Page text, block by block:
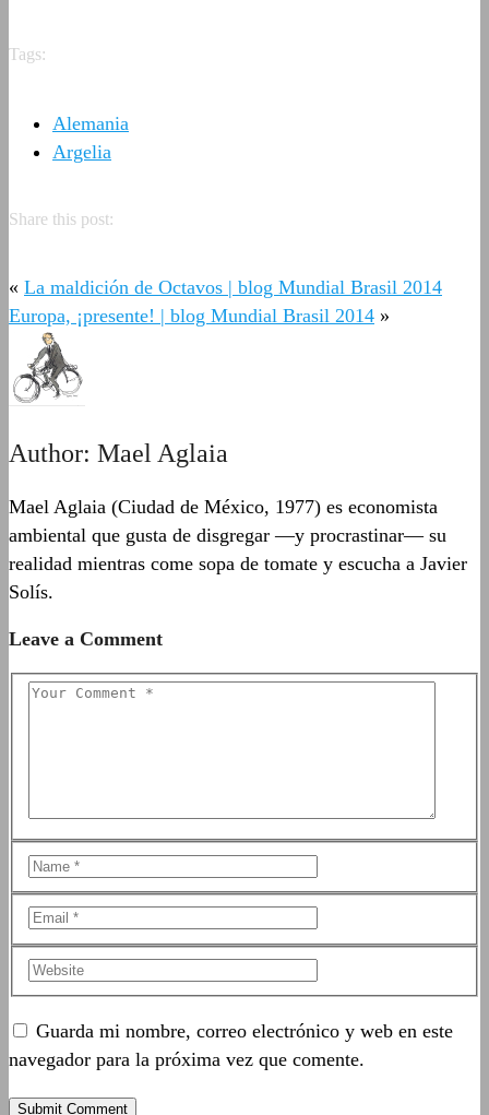
Tags:
Alemania
Argelia
Share this post:
« La maldición de Octavos | blog Mundial Brasil 2014
Europa, ¡presente! | blog Mundial Brasil 2014 »
Author: Mael Aglaia
Mael Aglaia (Ciudad de México, 1977) es economista
ambiental que gusta de disgregar —y procrastinar— su
realidad mientras come sopa de tomate y escucha a Javier
Solís.
Leave a Comment
Guarda mi nombre, correo electrónico y web en este
navegador para la próxima vez que comente.